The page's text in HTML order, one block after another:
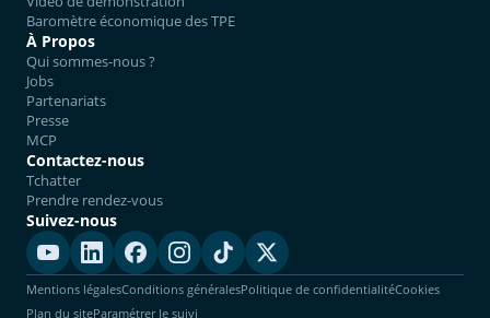
Baromètre économique des TPE
À Propos
Qui sommes-nous ?
Jobs
Partenariats
Presse
MCP
Contactez-nous
Tchatter
Prendre rendez-vous
Suivez-nous
Mentions légalesConditions généralesPolitique de confidentialitéCookies
Plan du siteParamétrer le suivi